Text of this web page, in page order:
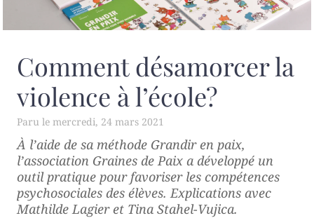
Comment désamorcer la
violence à l’école?
mercredi, 24 mars 2021
À l’aide de sa méthode Grandir en paix,
l’association Graines de Paix a développé un
outil pratique pour favoriser les compétences
psychosociales des élèves. Explications avec
Mathilde Lagier et Tina Stahel-Vujica.